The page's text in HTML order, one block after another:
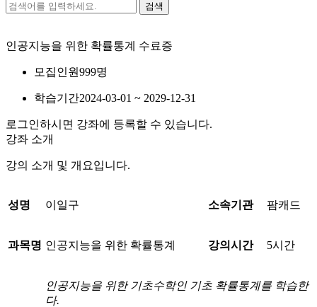
검색
인공지능을 위한 확률통계 수료증
모집인원999명
학습기간2024-03-01 ~ 2029-12-31
로그인하시면 강좌에 등록할 수 있습니다.
강좌 소개
강의 소개 및 개요입니다.
성명 이일구 소속기관 팜캐드
과목명 인공지능을 위한 확률통계 강의시간 5시간
인공지능을 위한 기초수학인 기초 확률통계를 학습한
다.